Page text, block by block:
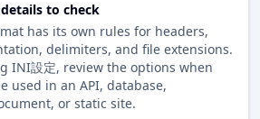
to check
has its own rules for headers,
delimiters, and file extensions.
INI設定, review the options when
used in an API, database,
or static site.